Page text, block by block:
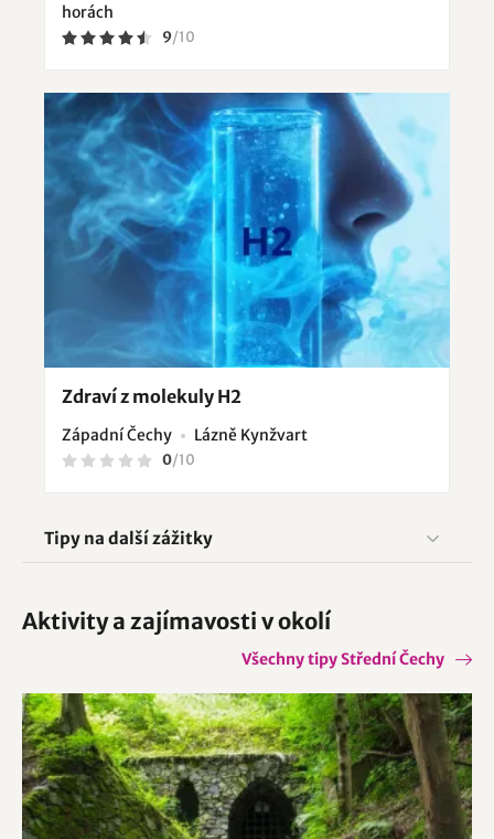
horách
9/10
Zdraví z molekuly H2
Západní Čechy Lázně Kynžvart
0/10
Tipy na další zážitky
Aktivity a zajímavosti v okolí
Všechny tipy Střední Čechy